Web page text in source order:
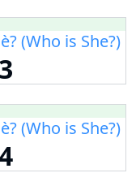
(Who is She?)
(Who is She?)